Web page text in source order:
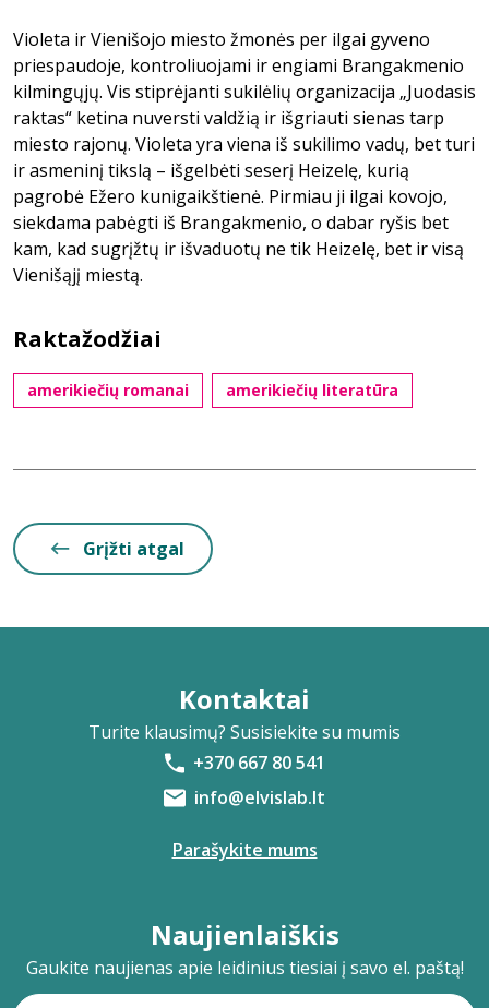
Violeta ir Vienišojo miesto žmonės per ilgai gyveno
priespaudoje, kontroliuojami ir engiami Brangakmenio
kilmingųjų. Vis stiprėjanti sukilėlių organizacija „Juodasis
raktas“ ketina nuversti valdžią ir išgriauti sienas tarp
miesto rajonų. Violeta yra viena iš sukilimo vadų, bet turi
ir asmeninį tikslą – išgelbėti seserį Heizelę, kurią
pagrobė Ežero kunigaikštienė. Pirmiau ji ilgai kovojo,
siekdama pabėgti iš Brangakmenio, o dabar ryšis bet
kam, kad sugrįžtų ir išvaduotų ne tik Heizelę, bet ir visą
Vienišąjį miestą.
Raktažodžiai
amerikiečių romanai amerikiečių literatūra
Grįžti atgal
Kontaktai
Turite klausimų? Susisiekite su mumis
+370 667 80 541
info@elvislab.lt
Parašykite mums
Naujienlaiškis
Gaukite naujienas apie leidinius tiesiai į savo el. paštą!